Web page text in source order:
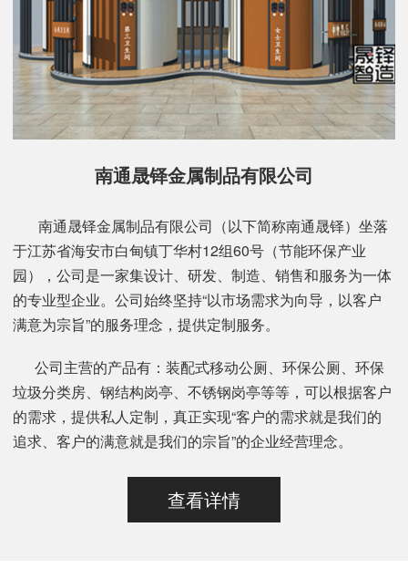
南通晟铎金属制品有限公司
南通晟铎金属制品有限公司（以下简称南通晟铎）坐落
于江苏省海安市白甸镇丁华村12组60号（节能环保产业
园），公司是一家集设计、研发、制造、销售和服务为一体
的专业型企业。公司始终坚持“以市场需求为向导，以客户
满意为宗旨”的服务理念，提供定制服务。
公司主营的产品有：装配式移动公厕、环保公厕、环保
垃圾分类房、钢结构岗亭、不锈钢岗亭等等，可以根据客户
的需求，提供私人定制，真正实现“客户的需求就是我们的
追求、客户的满意就是我们的宗旨”的企业经营理念。
查看详情